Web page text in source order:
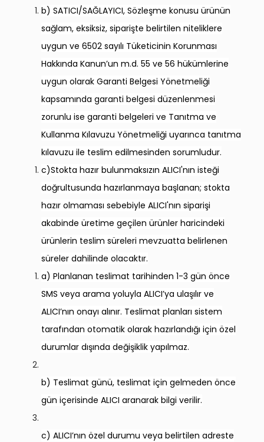
b) SATICI/SAĞLAYICI, Sözleşme konusu ürünün
sağlam, eksiksiz, siparişte belirtilen niteliklere
uygun ve 6502 sayılı Tüketicinin Korunması
Hakkında Kanun’un m.d. 55 ve 56 hükümlerine
uygun olarak Garanti Belgesi Yönetmeliği
kapsamında garanti belgesi düzenlenmesi
zorunlu ise garanti belgeleri ve Tanıtma ve
Kullanma Kılavuzu Yönetmeliği uyarınca tanıtma
kılavuzu ile teslim edilmesinden sorumludur.
c)Stokta hazır bulunmaksızın ALICI'nın isteği
doğrultusunda hazırlanmaya başlanan; stokta
hazır olmaması sebebiyle ALICI'nın siparişi
akabinde üretime geçilen ürünler haricindeki
ürünlerin teslim süreleri mevzuatta belirlenen
süreler dahilinde olacaktır.
a) Planlanan teslimat tarihinden 1-3 gün önce
SMS veya arama yoluyla ALICI’ya ulaşılır ve
ALICI’nın onayı alınır. Teslimat planları sistem
tarafından otomatik olarak hazırlandığı için özel
durumlar dışında değişiklik yapılmaz.
b) Teslimat günü, teslimat için gelmeden önce
gün içerisinde ALICI aranarak bilgi verilir.
c) ALICI’nın özel durumu veya belirtilen adreste